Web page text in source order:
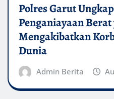
Polres Garut
Penganiayaan
Mengakibatkan
Dunia
Admin Berita